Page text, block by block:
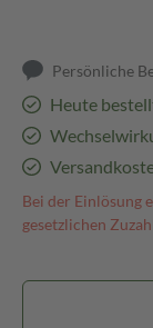
Persönliche
Heute
Bei der Einlösung
gesetzlichen